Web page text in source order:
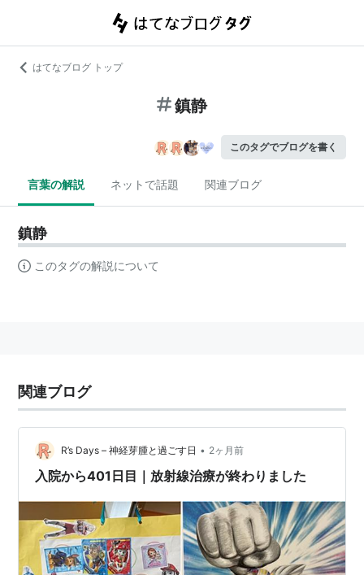
はてなブログ トップ
鎮静
このタグでブログを書く
言葉の解説 ネットで話題 関連ブログ
鎮静
このタグの解説について
関連ブログ
R’s Days – 神経芽腫と過ごす日 • 2ヶ月前
入院から401日目｜放射線治療が終わりました